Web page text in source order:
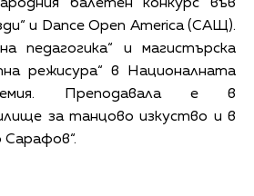
балетен конкурс във
и Dance Open America (САЩ).
педагогика“ и магистърска
режисура“ в Националната
Преподавала е в
за танцово изкуство и в